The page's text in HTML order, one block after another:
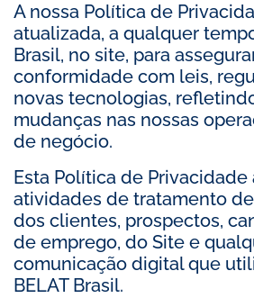
A nossa Política de
atualizada, a qualquer
Brasil, no site, para
conformidade com leis,
novas tecnologias,
mudanças nas nossas
de negócio.
Esta Política de Privacidade
atividades de tratamento
dos clientes, prospectos,
de emprego, do Site e
comunicação digital que
BELAT Brasil.